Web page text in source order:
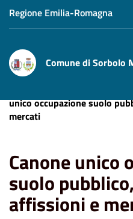
Regione Emilia-Romagna
Comune di Sorbolo
unico occupazione suolo
mercati
Canone unico
suolo
affissioni e